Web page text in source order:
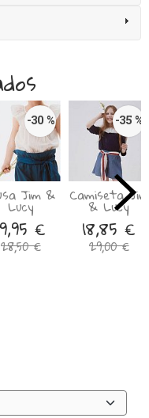
-30 %
Jim &
Lucy
€
28,50 €
-35 %
Camiseta Jim
& Lucy
18,85 €
29,00 €